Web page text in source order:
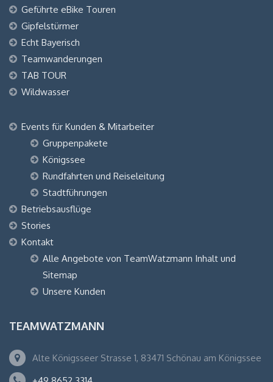
Geführte eBike Touren
Gipfelstürmer
Echt Bayerisch
Teamwanderungen
TAB TOUR
Wildwasser
Events für Kunden & Mitarbeiter
Gruppenpakete
Königssee
Rundfahrten und Reiseleitung
Stadtführungen
Betriebsausflüge
Stories
Kontakt
Alle Angebote von TeamWatzmann Inhalt und
Sitemap
Unsere Kunden
TEAMWATZMANN
Alte Königsseer Strasse 1, 83471 Schönau am Königssee